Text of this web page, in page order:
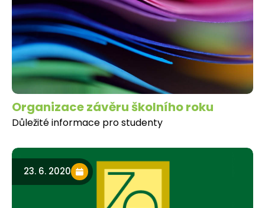
Organizace závěru školního roku
Důležité informace pro studenty
23. 6. 2020